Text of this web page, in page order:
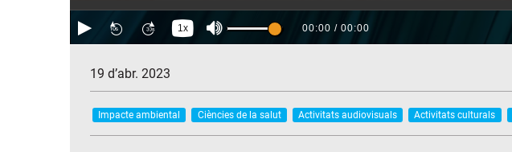
19 d’abr. 2023
Impacte ambiental Ciències de la salut Activitats audiovisuals Activitats culturals